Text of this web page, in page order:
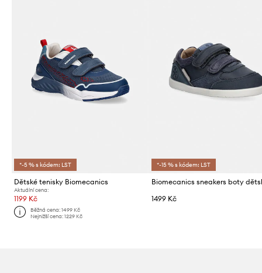
*-5 % s kódem: LST
Dětské tenisky Biomecanics
Aktuální cena:
1199 Kč
Běžná cena:1499 Kč
Nejnižší cena:1229 Kč
*-15 % s kódem: LST
Biomecanics sneakers boty
1499 Kč